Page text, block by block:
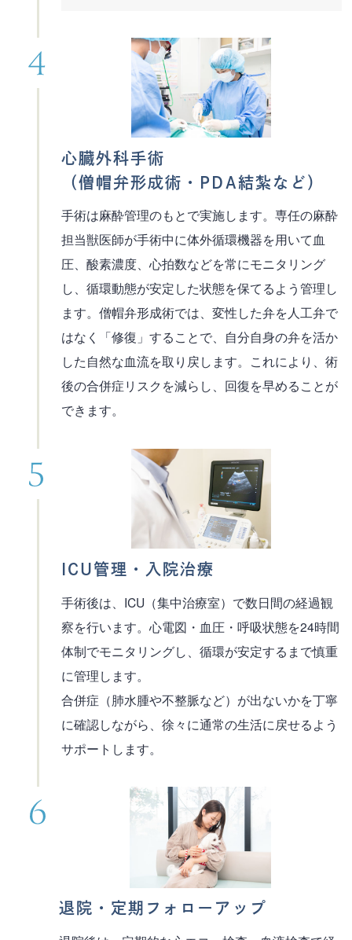
心臓外科手術
（僧帽弁形成術・PDA結紮など）
手術は麻酔管理のもとで実施します。専任の麻酔
担当獣医師が手術中に体外循環機器を用いて血
圧、酸素濃度、心拍数などを常にモニタリング
し、循環動態が安定した状態を保てるよう管理し
ます。僧帽弁形成術では、変性した弁を人工弁で
はなく「修復」することで、自分自身の弁を活か
した自然な血流を取り戻します。これにより、術
後の合併症リスクを減らし、回復を早めることが
できます。
ICU管理・入院治療
手術後は、ICU（集中治療室）で数日間の経過観
察を行います。心電図・血圧・呼吸状態を24時間
体制でモニタリングし、循環が安定するまで慎重
に管理します。
合併症（肺水腫や不整脈など）が出ないかを丁寧
に確認しながら、徐々に通常の生活に戻せるよう
サポートします。
退院・定期フォローアップ